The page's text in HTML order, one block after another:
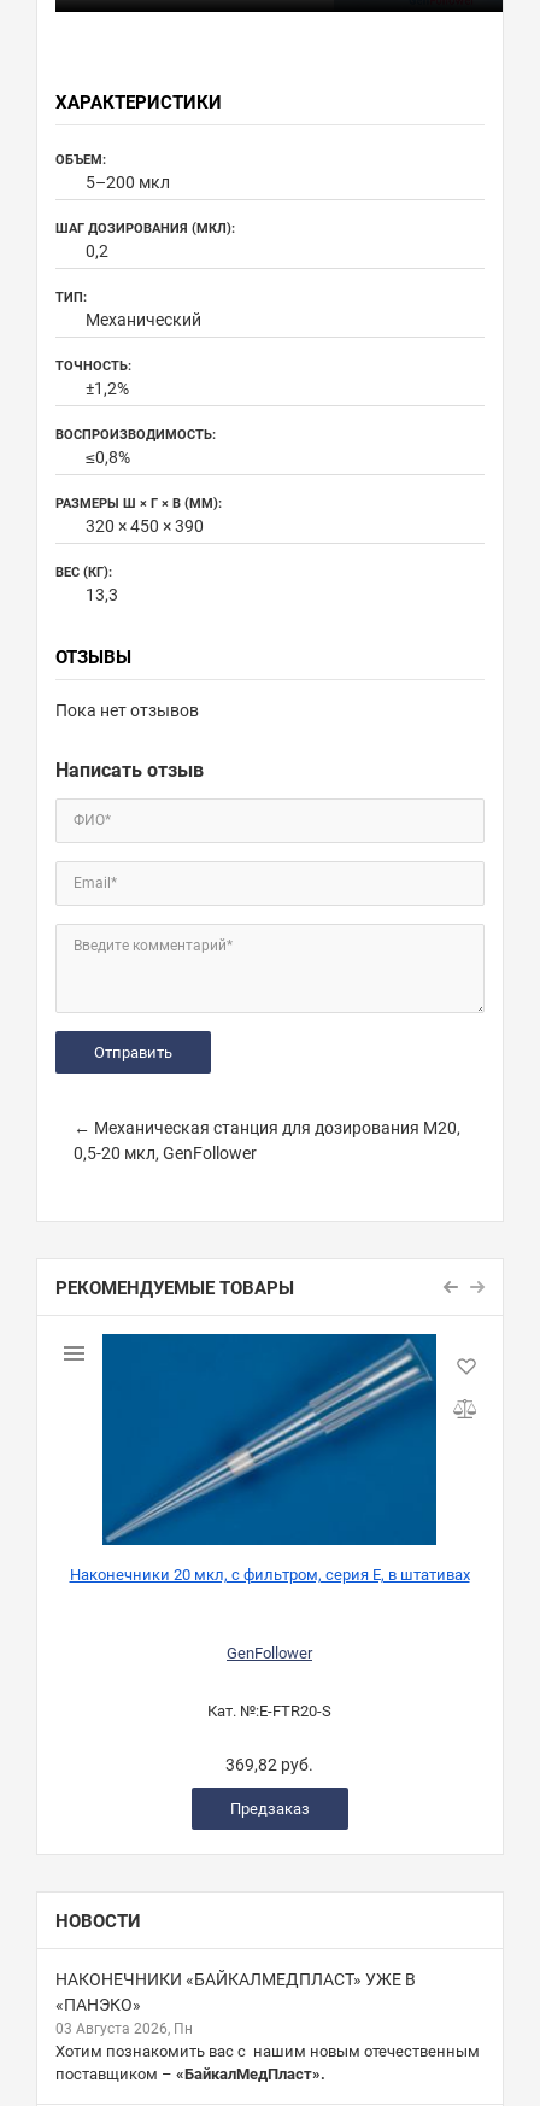
ХАРАКТЕРИСТИКИ
ОБЪЕМ:
5–200 мкл
ШАГ ДОЗИРОВАНИЯ (МКЛ):
0,2
ТИП:
Механический
ТОЧНОСТЬ:
±1,2%
ВОСПРОИЗВОДИМОСТЬ:
≤0,8%
РАЗМЕРЫ Ш × Г × В (ММ):
320 × 450 × 390
ВЕС (КГ):
13,3
ОТЗЫВЫ
Пока нет отзывов
Написать отзыв
ФИО*
Email*
Введите комментарий*
← Механическая станция для дозирования M20,
0,5-20 мкл, GenFollower
РЕКОМЕНДУЕМЫЕ ТОВАРЫ
Наконечники 20 мкл, с фильтром, серия Е, в штативах
GenFollower
Кат. №:E-FTR20-S
369,82 руб.
Предзаказ
НОВОСТИ
НАКОНЕЧНИКИ «БАЙКАЛМЕДПЛАСТ» УЖЕ В
«ПАНЭКО»
03 Августа 2026, Пн
Хотим познакомить вас с нашим новым отечественным
поставщиком – «БайкалМедПласт».